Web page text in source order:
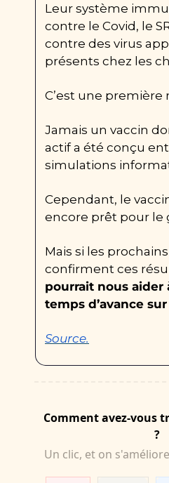
Leur système
contre le Covid, le
contre des virus
présents chez les
C’est une première
Jamais un vaccin
actif a été conçu
simulations
Cependant, le
encore prêt pour le
Mais si les
confirment ces
pourrait nous aider
temps d’avance
Source.
Comment avez-vous
?
Un clic, et on